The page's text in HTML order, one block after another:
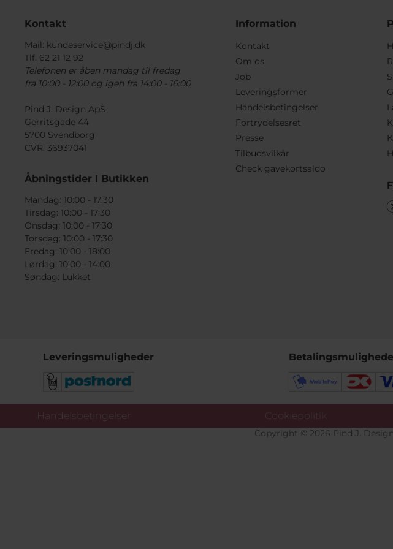
Kontakt
Mail: kundeservice@pindj.dk
Tlf. 62 21 12 92
Telefonen er åben mandag til fredag
fra 10:00 - 12:00 og igen fra 14:00 - 16:00
Pind J. Design ApS
Gerritsgade 44
5700 Svendborg
CVR. 36937041
Åbningstider I Butikken
Mandag: 10:00 - 17:30
Tirsdag: 10:00 - 17:30
Onsdag: 10:00 - 17:30
Torsdag: 10:00 - 17:30
Fredag: 10:00 - 18:00
Lørdag: 10:00 - 14:00
Søndag: Lukket
Information
Kontakt
Om os
Job
Leveringsformer
Handelsbetingelser
Fortrydelsesret
Presse
Tilbudsvilkår
Check gavekortsaldo
Leveringsmuligheder
Handelsbetingelser Cookiepolitik
Copyright © 2026 Pind J.